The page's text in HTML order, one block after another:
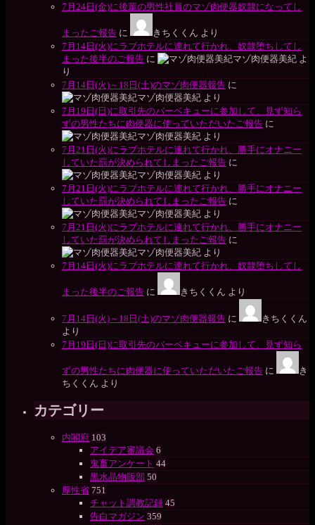
7月24日(金)に後輩の男性社員のマゾ肉便器奴隷になってし
まったご報告 に きちくくん より
7月14日(火)にラブホテルに連れて行かれ、奴隷堕ちしてし
まった後半のご報告 に マゾ肉便器美紀 よ
り
7月14日(火)～18日(土)のマゾ肉便器報告 に
マゾ肉便器美紀 より
7月19日(日)に取引先のバーベキューに参加して、見ず知ら
ずの男性たちに肉便器に使っていただいたご報告 に
マゾ肉便器美紀 より
7月21日(火)にラブホテルに連れて行かれ、勝手にオナニー
していた罰が決められてしまったご報告 に
マゾ肉便器美紀 より
7月21日(火)にラブホテルに連れて行かれ、勝手にオナニー
していた罰が決められてしまったご報告 に
マゾ肉便器美紀 より
7月21日(火)にラブホテルに連れて行かれ、勝手にオナニー
していた罰が決められてしまったご報告 に
マゾ肉便器美紀 より
7月14日(火)にラブホテルに連れて行かれ、奴隷堕ちしてし
まった後半のご報告 に きちくくん より
7月14日(火)～18日(土)のマゾ肉便器報告 に
きちくくん
より
7月19日(日)に取引先のバーベキューに参加して、見ず知ら
ずの男性たちに肉便器に使っていただいたご報告 に
き
ちくくん より
カテゴリー
内閣府 103
アイデア審議会 6
鬼畜アンケート 44
黒水晶物販部 50
厚性省 751
チャット調教記録 45
告白マガジン 359